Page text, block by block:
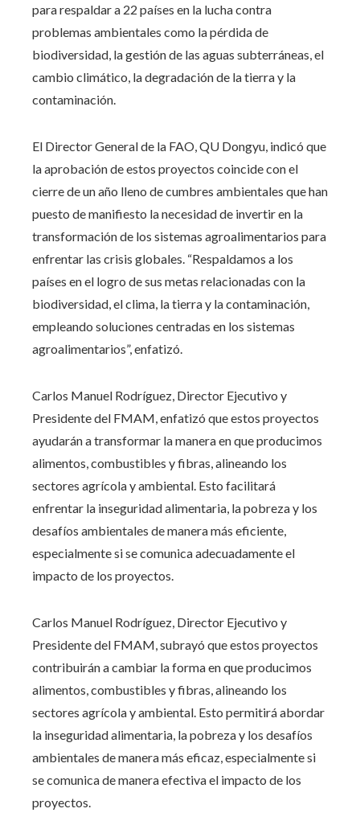
para respaldar a 22 países en la lucha contra
problemas ambientales como la pérdida de
biodiversidad, la gestión de las aguas subterráneas, el
cambio climático, la degradación de la tierra y la
contaminación.
El Director General de la FAO, QU Dongyu, indicó que
la aprobación de estos proyectos coincide con el
cierre de un año lleno de cumbres ambientales que han
puesto de manifiesto la necesidad de invertir en la
transformación de los sistemas agroalimentarios para
enfrentar las crisis globales. “Respaldamos a los
países en el logro de sus metas relacionadas con la
biodiversidad, el clima, la tierra y la contaminación,
empleando soluciones centradas en los sistemas
agroalimentarios”, enfatizó.
Carlos Manuel Rodríguez, Director Ejecutivo y
Presidente del FMAM, enfatizó que estos proyectos
ayudarán a transformar la manera en que producimos
alimentos, combustibles y fibras, alineando los
sectores agrícola y ambiental. Esto facilitará
enfrentar la inseguridad alimentaria, la pobreza y los
desafíos ambientales de manera más eficiente,
especialmente si se comunica adecuadamente el
impacto de los proyectos.
Carlos Manuel Rodríguez, Director Ejecutivo y
Presidente del FMAM, subrayó que estos proyectos
contribuirán a cambiar la forma en que producimos
alimentos, combustibles y fibras, alineando los
sectores agrícola y ambiental. Esto permitirá abordar
la inseguridad alimentaria, la pobreza y los desafíos
ambientales de manera más eficaz, especialmente si
se comunica de manera efectiva el impacto de los
proyectos.